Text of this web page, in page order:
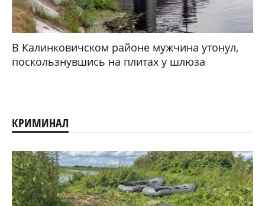
В Калинковичском районе мужчина утонул,
поскользнувшись на плитах у шлюза
КРИМИНАЛ